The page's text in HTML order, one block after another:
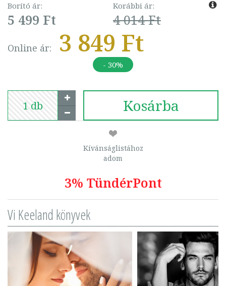
Borító ár:
5 499 Ft
Korábbi ár:
4 014 Ft
Online ár: 3 849 Ft
- 30%
Kosárba
Kívánságlistához
adom
3% TündérPont
Vi Keeland könyvek